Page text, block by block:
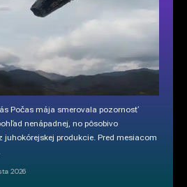
Počas mája smerovala pozornosť
nenápadnej, no pôsobivo
juhokórejskej produkcie. Pred mesiacom
2026